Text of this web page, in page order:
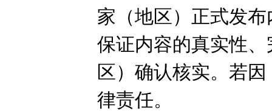
家（地区）正式发
保证内容的真实性
区）确认核实。若
律责任。